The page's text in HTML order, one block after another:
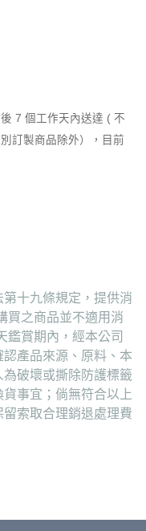
7 個工作天內送達 ( 不
訂製商品除外），目前
十九條規定，提供消
買之商品並不適用消
鑑賞期內，經本公司
產品來源、原料、本
破壞或撕除防護標籤
事宜；倘無符合以上
索取合理銷退處理費